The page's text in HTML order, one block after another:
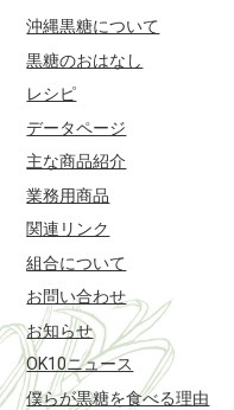
沖縄黒糖について
黒糖のおはなし
レシピ
データページ
主な商品紹介
業務用商品
関連リンク
組合について
お問い合わせ
お知らせ
OK10ニュース
僕らが黒糖を食べる理由